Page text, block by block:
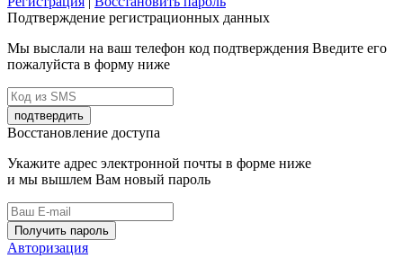
Подтверждение регистрационных данных
Мы выслали на ваш телефон код подтверждения Введите его
пожалуйста в форму ниже
подтвердить
Восстановление доступа
Укажите адрес электронной почты в форме ниже
и мы вышлем Вам новый пароль
Получить пароль
Авторизация